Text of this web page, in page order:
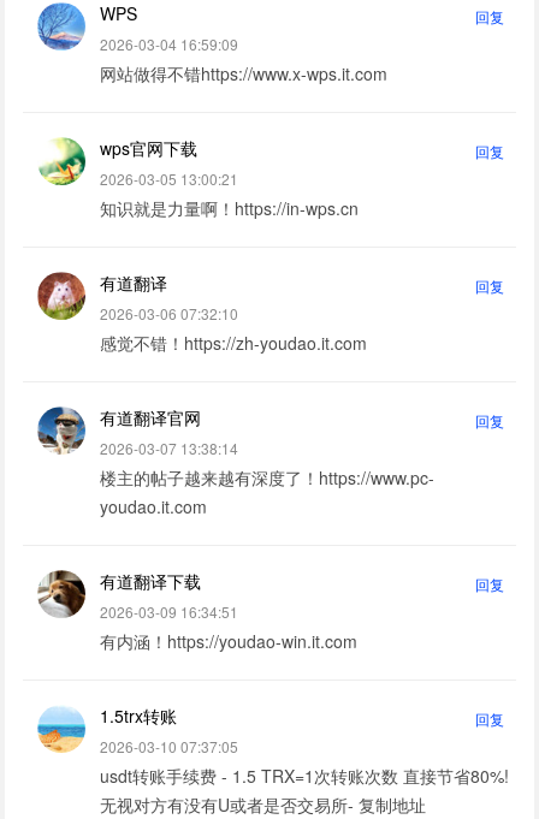
WPS
回复
2026-03-04 16:59:09
网站做得不错https://www.x-wps.it.com
wps官网下载
回复
2026-03-05 13:00:21
知识就是力量啊！https://in-wps.cn
有道翻译
回复
2026-03-06 07:32:10
感觉不错！https://zh-youdao.it.com
有道翻译官网
回复
2026-03-07 13:38:14
楼主的帖子越来越有深度了！https://www.pc-
youdao.it.com
有道翻译下载
回复
2026-03-09 16:34:51
有内涵！https://youdao-win.it.com
1.5trx转账
回复
2026-03-10 07:37:05
usdt转账手续费 - 1.5 TRX=1次转账次数 直接节省80%!
无视对方有没有U或者是否交易所- 复制地址